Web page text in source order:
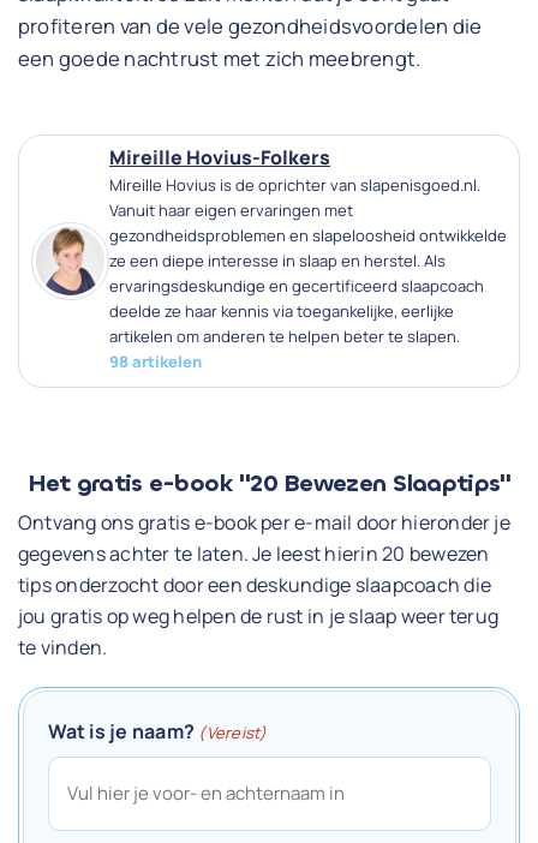
profiteren van de vele gezondheidsvoordelen die
een goede nachtrust met zich meebrengt.
Mireille Hovius-Folkers
Mireille Hovius is de oprichter van slapenisgoed.nl.
Vanuit haar eigen ervaringen met
gezondheidsproblemen en slapeloosheid ontwikkelde
ze een diepe interesse in slaap en herstel. Als
ervaringsdeskundige en gecertificeerd slaapcoach
deelde ze haar kennis via toegankelijke, eerlijke
artikelen om anderen te helpen beter te slapen.
98 artikelen
Het gratis e-book "20 Bewezen Slaaptips"
Ontvang ons gratis e-book per e-mail door hieronder je
gegevens achter te laten. Je leest hierin 20 bewezen
tips onderzocht door een deskundige slaapcoach die
jou gratis op weg helpen de rust in je slaap weer terug
te vinden.
Wat is je naam? (Vereist)